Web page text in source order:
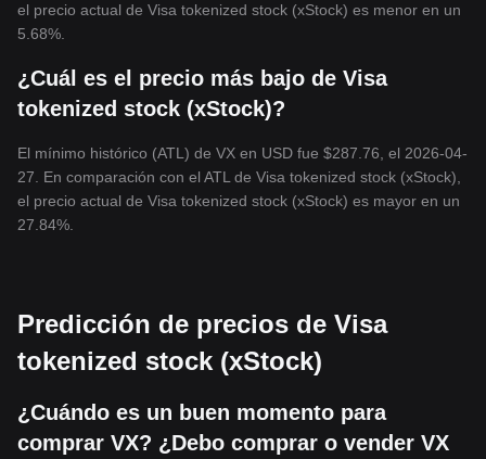
el precio actual de Visa tokenized stock (xStock) es menor en un
5.68%.
¿Cuál es el precio más bajo de Visa
tokenized stock (xStock)?
El mínimo histórico (ATL) de VX en USD fue $287.76, el 2026-04-
27. En comparación con el ATL de Visa tokenized stock (xStock),
el precio actual de Visa tokenized stock (xStock) es mayor en un
27.84%.
Predicción de precios de Visa
tokenized stock (xStock)
¿Cuándo es un buen momento para
comprar VX? ¿Debo comprar o vender VX